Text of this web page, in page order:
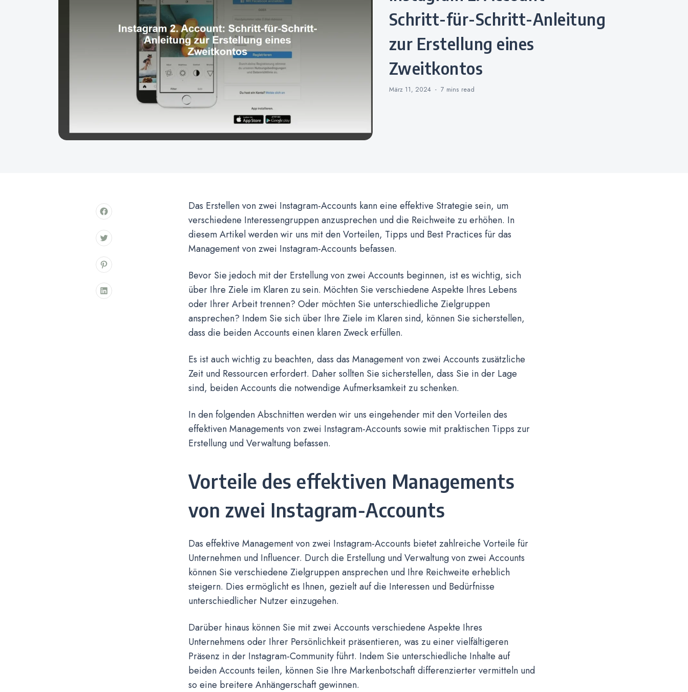
Schritt-für-Schritt-Anleitung
zur Erstellung eines
Zweitkontos
März 11, 2024 7 mins read
Das Erstellen von zwei Instagram-Accounts kann eine effektive Strategie sein, um
verschiedene Interessengruppen anzusprechen und die Reichweite zu erhöhen. In
diesem Artikel werden wir uns mit den Vorteilen, Tipps und Best Practices für das
Management von zwei Instagram-Accounts befassen.
Bevor Sie jedoch mit der Erstellung von zwei Accounts beginnen, ist es wichtig, sich
über Ihre Ziele im Klaren zu sein. Möchten Sie verschiedene Aspekte Ihres Lebens
oder Ihrer Arbeit trennen? Oder möchten Sie unterschiedliche Zielgruppen
ansprechen? Indem Sie sich über Ihre Ziele im Klaren sind, können Sie sicherstellen,
dass die beiden Accounts einen klaren Zweck erfüllen.
Es ist auch wichtig zu beachten, dass das Management von zwei Accounts zusätzliche
Zeit und Ressourcen erfordert. Daher sollten Sie sicherstellen, dass Sie in der Lage
sind, beiden Accounts die notwendige Aufmerksamkeit zu schenken.
In den folgenden Abschnitten werden wir uns eingehender mit den Vorteilen des
effektiven Managements von zwei Instagram-Accounts sowie mit praktischen Tipps zur
Erstellung und Verwaltung befassen.
Vorteile des effektiven Managements
von zwei Instagram-Accounts
Das effektive Management von zwei Instagram-Accounts bietet zahlreiche Vorteile für
Unternehmen und Influencer. Durch die Erstellung und Verwaltung von zwei Accounts
können Sie verschiedene Zielgruppen ansprechen und Ihre Reichweite erheblich
steigern. Dies ermöglicht es Ihnen, gezielt auf die Interessen und Bedürfnisse
unterschiedlicher Nutzer einzugehen.
Darüber hinaus können Sie mit zwei Accounts verschiedene Aspekte Ihres
Unternehmens oder Ihrer Persönlichkeit präsentieren, was zu einer vielfältigeren
Präsenz in der Instagram-Community führt. Indem Sie unterschiedliche Inhalte auf
beiden Accounts teilen, können Sie Ihre Markenbotschaft differenzierter vermitteln und
so eine breitere Anhängerschaft gewinnen.